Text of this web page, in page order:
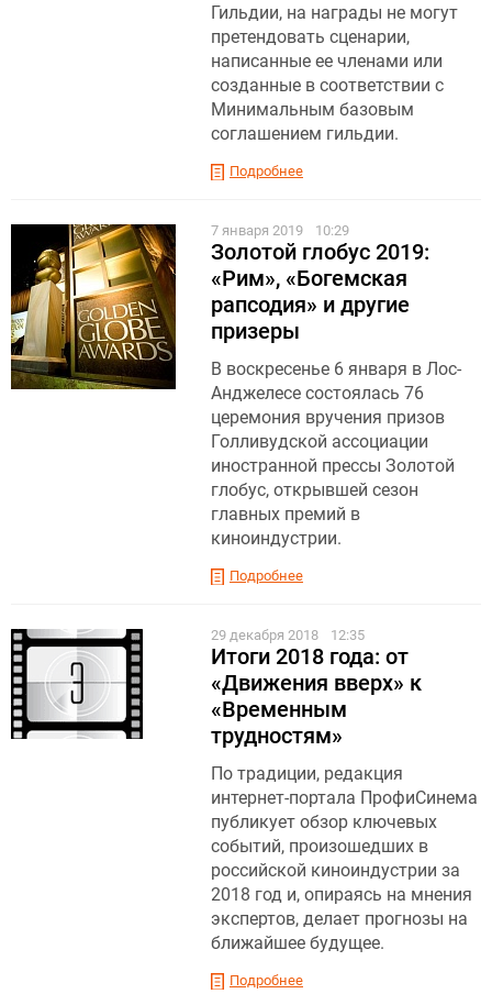
Гильдии, на награды не могут
претендовать сценарии,
написанные ее членами или
созданные в соответствии с
Минимальным базовым
соглашением гильдии.
Подробнее
7 января 2019 10:29
Золотой глобус 2019:
«Рим», «Богемская
рапсодия» и другие
призеры
В воскресенье 6 января в Лос-
Анджелесе состоялась 76
церемония вручения призов
Голливудской ассоциации
иностранной прессы Золотой
глобус, открывшей сезон
главных премий в
киноиндустрии.
Подробнее
29 декабря 2018 12:35
Итоги 2018 года: от
«Движения вверх» к
«Временным
трудностям»
По традиции, редакция
интернет-портала ПрофиСинема
публикует обзор ключевых
событий, произошедших в
российской киноиндустрии за
2018 год и, опираясь на мнения
экспертов, делает прогнозы на
ближайшее будущее.
Подробнее